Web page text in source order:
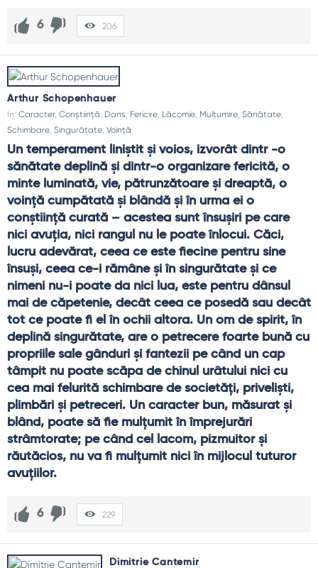
6 206
Arthur Schopenhauer
In: Caracter, Conștiință Dans Fericire Lăcomie Mulțumire Sănătate
Schimbare Singurătate Voință
Un temperament liniştit şi voios, izvorât dintr -o
sănătate deplină şi dintr-o organizare fericită, o
minte luminată, vie, pătrunzătoare şi dreaptă, o
voinţă cumpătată şi blândă şi în urma ei o
conştiinţă curată – acestea sunt însuşiri pe care
nici avuţia, nici rangul nu le poate înlocui. Căci,
lucru adevărat, ceea ce este fiecine pentru sine
însuşi, ceea ce-i rămâne şi în singurătate şi ce
nimeni nu-i poate da nici lua, este pentru dânsul
mai de căpetenie, decât ceea ce posedă sau decât
tot ce poate fi el în ochii altora. Un om de spirit, în
deplină singurătate, are o petrecere foarte bună cu
propriile sale gânduri şi fantezii pe când un cap
tâmpit nu poate scăpa de chinul urâtului nici cu
cea mai felurită schimbare de societăţi, privelişti,
plimbări şi petreceri. Un caracter bun, măsurat şi
blând, poate să fie mulţumit în împrejurări
strâmtorate; pe când cel lacom, pizmuitor şi
răutăcios, nu va fi mulţumit nici în mijlocul tuturor
avuţiilor.
6 229
Dimitrie Cantemir